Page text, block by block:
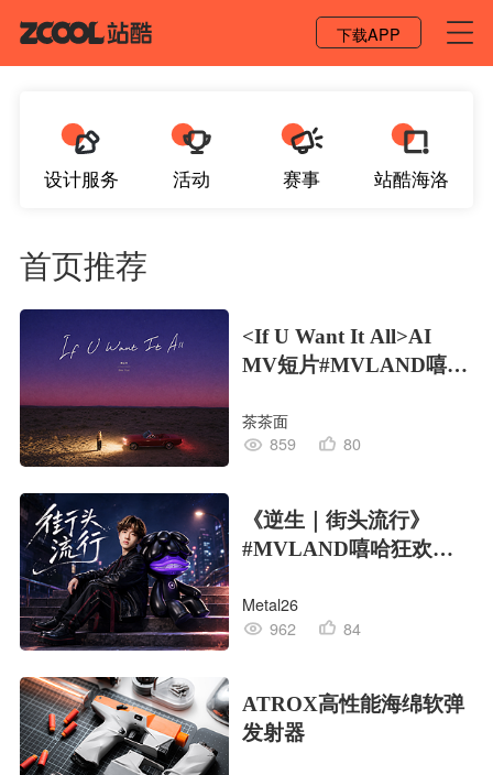
下载APP
设计服务 活动 赛事 站酷海洛
首页推荐
<If U Want It All>AI
MV短片#MVLAND嘻哈
茶茶面
859
80
《逆生｜街头流行》
#MVLAND嘻哈狂欢派
Metal26
962
84
ATROX高性能海绵软弹
发射器